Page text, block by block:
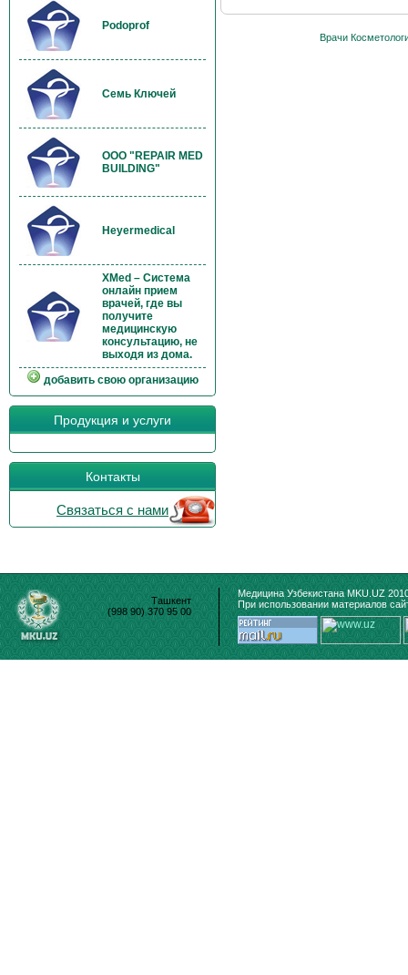
Podoprof
Семь Ключей
OOO "REPAIR MED
BUILDING"
Heyermedical
XMed – Система
онлайн прием
врачей, где вы
получите
медицинскую
консультацию, не
выходя из дома.
добавить свою организацию
Продукция и услуги
Контакты
Связаться с нами
Врачи
Ташкент
(998 90) 370 95 00
Медицина Узбекистана MKU.UZ
При использовании материалов